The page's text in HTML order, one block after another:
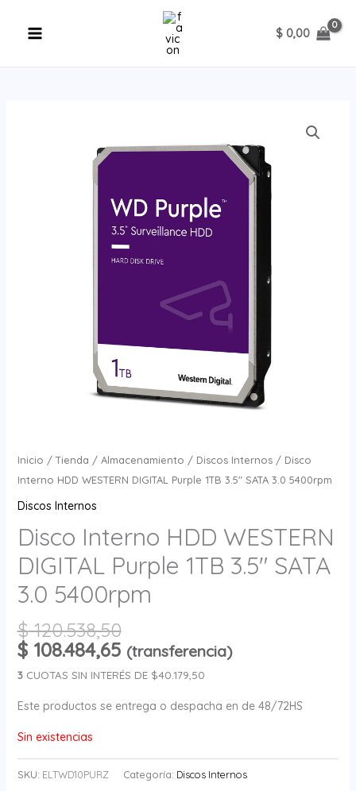
$ 0,00
Inicio /Tienda / Almacenamiento / Discos Internos/ Disco
Interno HDD WESTERN DIGITAL Purple 1TB 3.5″ SATA 3.0 5400rpm
Discos Internos
Disco Interno HDD WESTERN
DIGITAL Purple 1TB 3.5″ SATA
3.0 5400rpm
$120.538,50
$108.484,65 (transferencia)
3CUOTAS SIN INTERÉS DE $40.179,50
Este productos se entrega o despacha en de 48/72HS
Sin existencias
SKU: ELTWD10PURZ Categoría: Discos Internos